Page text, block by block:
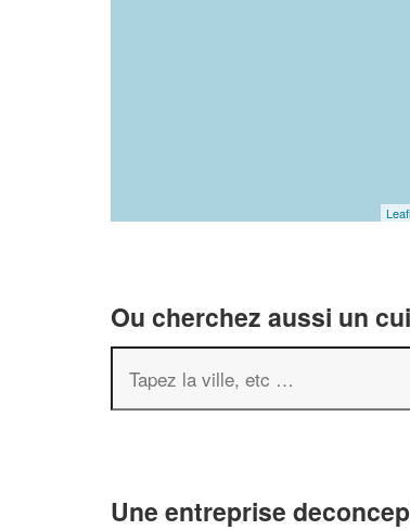
Ou cherchez aussi un
Une entreprise